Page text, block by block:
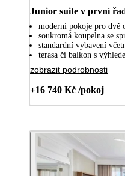
Junior suite v první
moderní pokoje pro dvě
soukromá koupelna se
standardní vybavení
terasa či balkon s
zobrazit podrobnosti
+16 740 Kč /pokoj